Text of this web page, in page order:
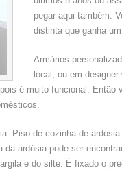
pegar aqui também.
distinta que ganha
Armários
local, ou em
é muito funcional. Então
Piso de cozinha de
ardósia pode ser
e do silte. É fixado o